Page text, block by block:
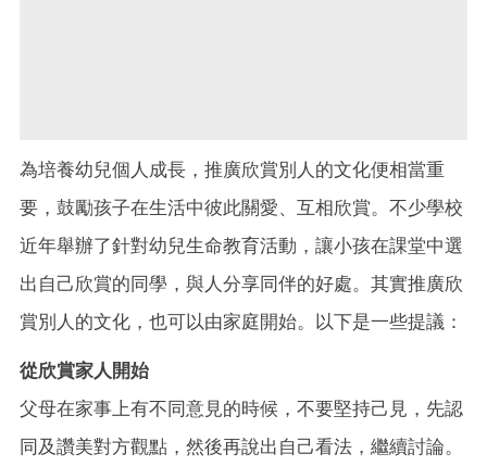
為培養幼兒個人成長，推廣欣賞別人的文化便相當重
要，鼓勵孩子在生活中彼此關愛、互相欣賞。不少學校
近年舉辦了針對幼兒生命教育活動，讓小孩在課堂中選
出自己欣賞的同學，與人分享同伴的好處。其實推廣欣
賞別人的文化，也可以由家庭開始。以下是一些提議：
從欣賞家人開始
父母在家事上有不同意見的時候，不要堅持己見，先認
同及讚美對方觀點，然後再說出自己看法，繼續討論。